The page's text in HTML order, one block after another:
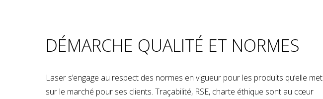
DÉMARCHE QUALITÉ ET NORMES
Laser s’engage au respect des normes en vigueur pour les produits qu’elle met
sur le marché pour ses clients. Traçabilité, RSE, charte éthique sont au cœur